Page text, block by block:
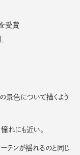
受賞
景色について描くよう
れにも近い。
テンが揺れるのと同じ